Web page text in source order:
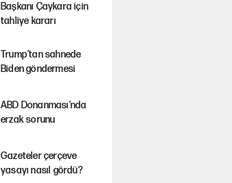
Başkanı Çaykara için
tahliye kararı
Trump’tan sahnede
Biden göndermesi
ABD Donanması’nda
erzak sorunu
Gazeteler çerçeve
yasayı nasıl gördü?